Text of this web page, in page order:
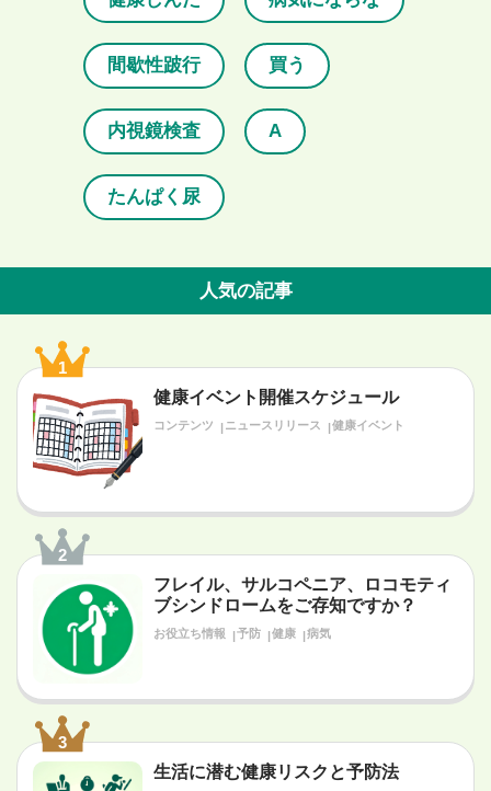
間歇性跛行 買う
内視鏡検査 A
たんぱく尿
人気の記事
1
健康イベント開催スケジュール
コンテンツ ニュースリリース 健康イベント
2
フレイル、サルコペニア、ロコモティ
ブシンドロームをご存知ですか？
お役立ち情報 予防 健康 病気
3
生活に潜む健康リスクと予防法